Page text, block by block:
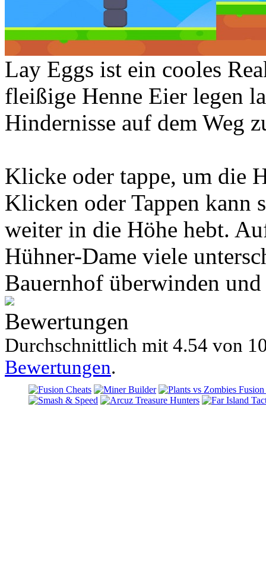
Lay Eggs ist ein cooles
fleißige Henne Eier legen
Hindernisse auf dem Weg
Klicke oder tappe, um die
Klicken oder Tappen kann
weiter in die Höhe hebt.
Hühner-Dame viele
Bauernhof überwinden
Bewertungen
Durchschnittlich mit 4.54 von
Bewertungen.